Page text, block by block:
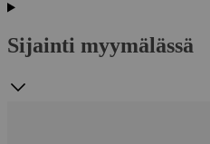
Sijainti myymälässä